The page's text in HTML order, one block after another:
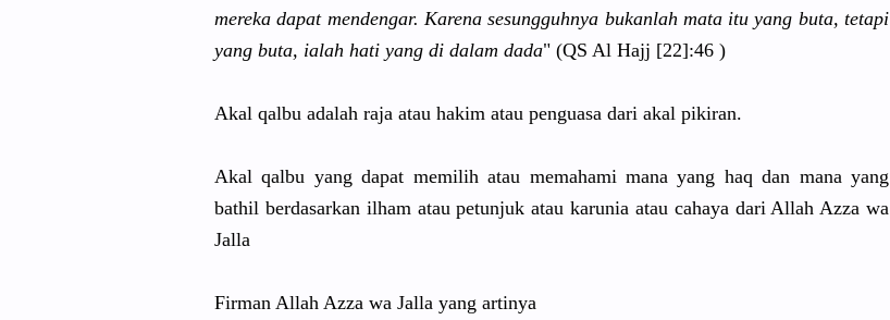
mereka dapat mendengar. Karena sesungguhnya bukanlah mata itu yang buta, tetapi
yang buta, ialah hati yang di dalam dada" (QS Al Hajj [22]:46 )
Akal qalbu adalah raja atau hakim atau penguasa dari akal pikiran.
Akal qalbu yang dapat memilih atau memahami mana yang haq dan mana yang
bathil berdasarkan ilham atau petunjuk atau karunia atau cahaya dari Allah Azza wa
Jalla
Firman Allah Azza wa Jalla yang artinya